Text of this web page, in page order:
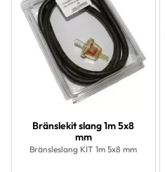
Bränslekit slang 1m 5x8
mm
Bränsleslang KIT 1m 5x8 mm